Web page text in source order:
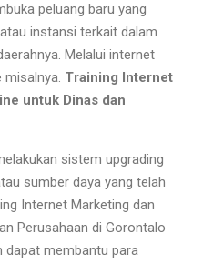
peluang baru yang
instansi terkait dalam
Melalui internet
Training Internet
untuk Dinas dan
sistem upgrading
sumber daya yang telah
Internet Marketing dan
Perusahaan di Gorontalo
dapat membantu para